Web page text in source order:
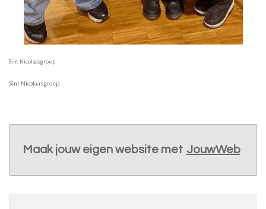
Sint Nicolaasgroep
Sint Nicolaasgroep
Maak jouw eigen website met JouwWeb